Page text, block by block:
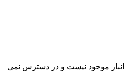
موجود نیست و در دسترس نمی